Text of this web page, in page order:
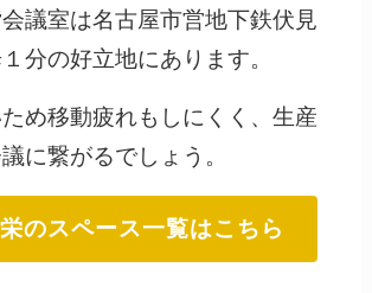
議室は名古屋市営地下鉄伏見
分の好立地にあります。
め移動疲れもしにくく、生産
に繋がるでしょう。
のスペース一覧はこちら